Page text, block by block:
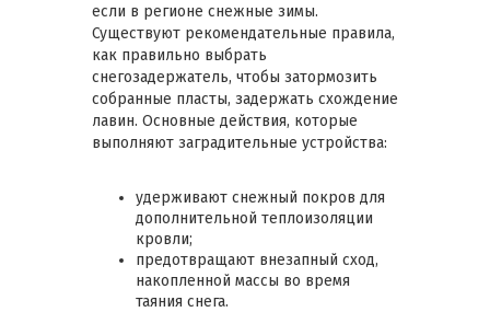
если в регионе снежные зимы.
Существуют рекомендательные правила,
как правильно выбрать
снегозадержатель, чтобы затормозить
собранные пласты, задержать схождение
лавин. Основные действия, которые
выполняют заградительные устройства:
удерживают снежный покров для
дополнительной теплоизоляции
кровли;
предотвращают внезапный сход,
накопленной массы во время
таяния снега.